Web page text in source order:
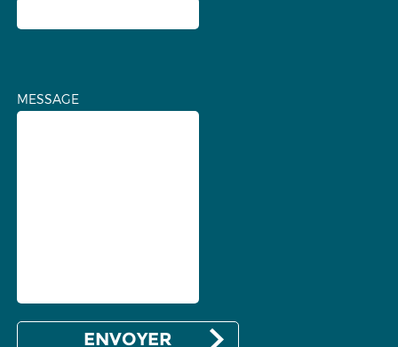
MESSAGE